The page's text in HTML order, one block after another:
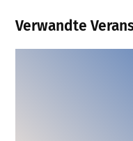
Verwandte